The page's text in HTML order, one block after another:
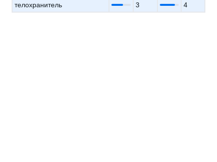
телохранитель
3 4